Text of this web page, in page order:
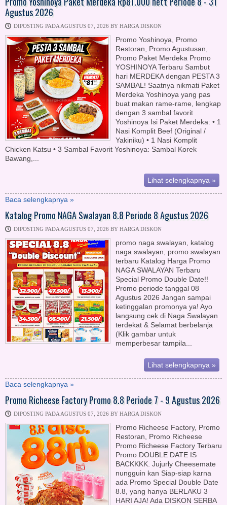
Agustus 2026
DIPOSTING PADA AGUSTUS 07, 2026 BY HARGA DISKON
Promo Yoshinoya, Promo
Restoran, Promo Agustusan,
Promo Paket Merdeka Promo
YOSHINOYA Terbaru Sambut
hari MERDEKA dengan PESTA 3
SAMBAL! Saatnya nikmati Paket
Merdeka Yoshinoya yang pas
buat makan rame-rame, lengkap
dengan 3 sambal favorit
Yoshinoya Isi Paket Merdeka: •⁠ ⁠1
Nasi Komplit Beef (Original /
Yakiniku) •⁠ ⁠1 Nasi Komplit
Chicken Katsu •⁠ ⁠3 Sambal Favorit Yoshinoya: Sambal Korek
Bawang,...
Lihat selengkapnya »
Baca selengkapnya »
Katalog Promo NAGA Swalayan 8.8 Periode 8 Agustus 2026
DIPOSTING PADA AGUSTUS 07, 2026 BY HARGA DISKON
promo naga swalayan, katalog
naga swalayan, promo swalayan
terbaru Katalog Harga Promo
NAGA SWALAYAN Terbaru
Special Promo Double Date!!
Promo periode tanggal 08
Agustus 2026 Jangan sampai
ketinggalan promonya ya! Ayo
langsung cek di Naga Swalayan
terdekat & Selamat berbelanja
(Klik gambar untuk
memperbesar tampila...
Lihat selengkapnya »
Baca selengkapnya »
Promo Richeese Factory Promo 8.8 Periode 7 - 9 Agustus 2026
DIPOSTING PADA AGUSTUS 07, 2026 BY HARGA DISKON
Promo Richeese Factory, Promo
Restoran, Promo Richeese
Promo Richeese Factory Terbaru
Promo DOUBLE DATE IS
BACKKKK. Jujurly Cheesemate
nungguin kan Siap-siap karna
ada Promo Special Double Date
8.8, yang hanya BERLAKU 3
HARI AJA! Ada DISKON SERBA